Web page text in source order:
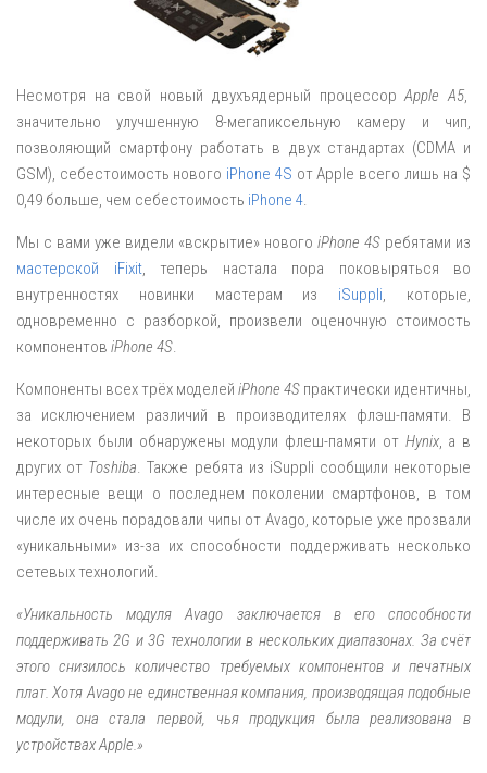
Несмотря на свой новый двухъядерный процессорApple A5
значительно улучшенную 8-мегапиксельную камеру и чип,
позволяющий смартфону работать в двух стандартах (CDMA и
GSM), себестоимость нового iPhone 4S от Apple всего лишь на $
0,49 больше, чем себестоимость iPhone 4
Мы с вами уже видели «вскрытие» нового iPhone 4S ребятами из
мастерской iFixit, теперь настала пора поковыряться во
внутренностях новинки мастерам из iSuppli , которые,
одновременно с разборкой, произвели оценочную стоимость
компонентов iPhone 4S
Компоненты всех трёх моделей iPhone 4S практически идентичны,
за исключением различий в производителях флэш-памяти. В
некоторых были обнаружены модули флеш-памяти от Hynix, а в
других от Toshiba . Также ребята из iSuppli сообщили некоторые
интересные вещи о последнем поколении смартфонов, в том
числе их очень порадовали чипы от Avago, которые уже прозвали
«уникальными» из-за их способности поддерживать несколько
сетевых технологий.
«Уникальность модуля Avago заключается в его способности
поддерживать 2G и 3G технологии в нескольких диапазонах. За счёт
этого снизилось количество требуемых компонентов и печатных
плат. Хотя Avago не единственная компания, производящая подобные
модули, она стала первой, чья продукция была реализована в
устройствах Apple.»